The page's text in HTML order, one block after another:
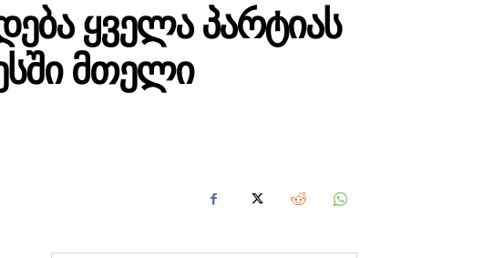
ᲧᲕᲔᲚᲐ ᲞᲐᲠᲢᲘᲐᲡ
ᲛᲗᲔᲚᲘ